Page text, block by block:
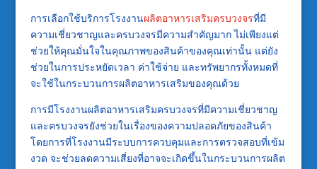
การเลือกใช้บริการโรงงานผลิตอาหารเสริมครบวงจรที่มี
ความเชี่ยวชาญและครบวงจรมีความสำคัญมาก ไม่เพียงแต่
ช่วยให้คุณมั่นใจในคุณภาพของสินค้าของคุณเท่านั้น แต่ยัง
ช่วยในการประหยัดเวลา ค่าใช้จ่าย และทรัพยากรทั้งหมดที่
จะใช้ในกระบวนการผลิตอาหารเสริมของคุณด้วย
การมีโรงงานผลิตอาหารเสริมครบวงจรที่มีความเชี่ยวชาญ
และครบวงจรยังช่วยในเรื่องของความปลอดภัยของสินค้า
โดยการที่โรงงานมีระบบการควบคุมและการตรวจสอบที่เข้ม
งวด จะช่วยลดความเสี่ยงที่อาจจะเกิดขึ้นในกระบวนการผลิต